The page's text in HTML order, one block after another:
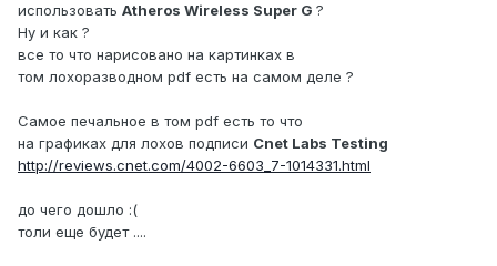
использовать Atheros Wireless Super G ?
Ну и как ?
все то что нарисовано на картинках в
том лохоразводном pdf есть на самом деле ?
Самое печальное в том pdf есть то что
на графиках для лохов подписи Cnet Labs Testing
http://reviews.cnet.com/4002-6603_7-1014331.html
до чего дошло :(
толи еще будет ....